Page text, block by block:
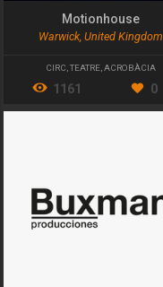
Motionhouse
Warwick, United Kingdom
CIRC TEATRE, ACROBÀCIA
1161 0